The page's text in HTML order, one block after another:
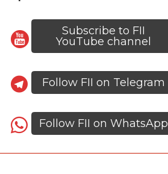
Subscribe to FII
YouTube channel
Follow FII on Telegram
Follow FII on WhatsApp